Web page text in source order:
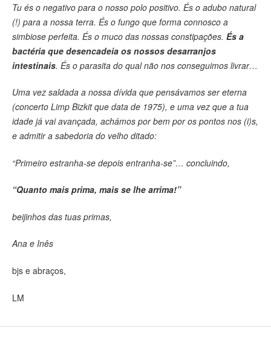
Tu és o negativo para o nosso polo positivo. És o adubo natural
(!) para a nossa terra. És o fungo que forma connosco a
simbiose perfeita. És o muco das nossas constipações. És a
bactéria que desencadeia os nossos desarranjos
intestinais. És o parasita do qual não nos conseguimos livrar…
Uma vez saldada a nossa dívida que pensávamos ser eterna
(concerto Limp Bizkit que data de 1975), e uma vez que a tua
idade já vai avançada, achámos por bem por os pontos nos (i)s,
e admitir a sabedoria do velho ditado:
“Primeiro estranha-se depois entranha-se”… concluindo,
“Quanto mais prima, mais se lhe arrima!”
beijinhos das tuas primas,
Ana e Inês
bjs e abraços,
LM